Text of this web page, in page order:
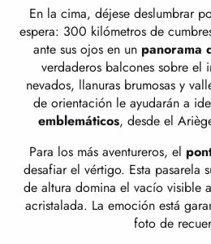
En la cima, déjese deslumbrar
espera: 300 kilómetros de
ante sus ojos en un panorama
verdaderos balcones sobre el
nevados, llanuras brumosas y
de orientación le ayudarán a
emblemáticos, desde el
Para los más aventureros, el
desafiar el vértigo. Esta pasarela
de altura domina el vacío visible
acristalada. La emoción está
foto de